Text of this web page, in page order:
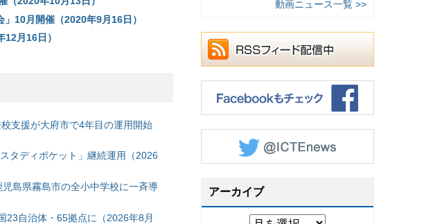
10月開催（2020年9月16日）
月16日）
支援が大府市で4年目の運用開始
タディポケット」継続運用（2026
島県霧島市の全小中学校に一斉導
23自治体・65拠点に（2026年8月
動画ニュース一覧 >>
アーカイブ